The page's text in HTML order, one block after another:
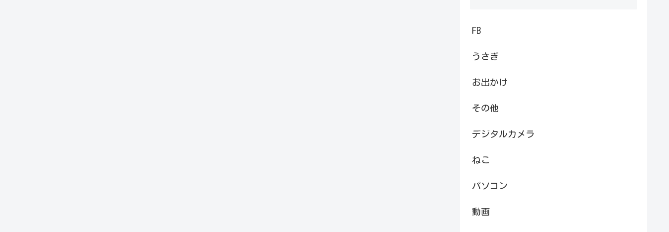
FB
うさぎ
お出かけ
その他
デジタルカメラ
ねこ
パソコン
動画